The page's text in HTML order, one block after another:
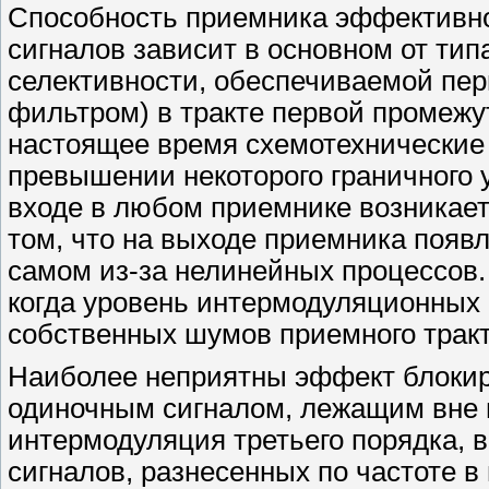
Способность приемника
сигналов зависит в основном от
селективности, обеспечиваемой
фильтром) в тракте первой
настоящее время
превышении некоторого
входе в любом приемнике
том, что на выходе приемника
самом из-за нелинейных
когда уровень
собственных шумов приемного
Наиболее неприятны эффект
одиночным сигналом, лежащим вне
интермодуляция третьего
сигналов, разнесенных по частоте